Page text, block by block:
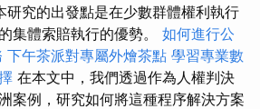
研究的出發點是在少數群體權利執行
集體索賠執行的優勢。 如何進行公
下午茶派對專屬外燴茶點 學習專業數
在本文中，我們透過作為人權判決
案例，研究如何將這種程序解決方案